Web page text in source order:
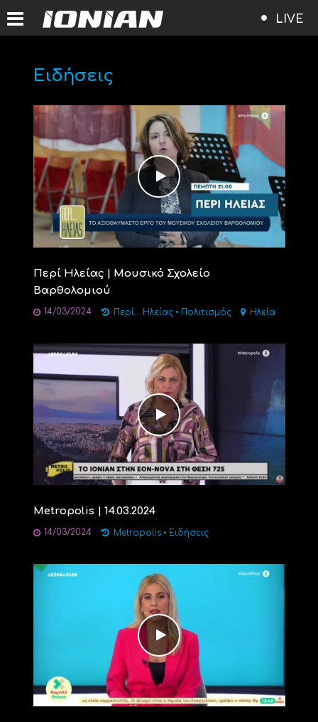
LIVE
Ειδήσεις
Περί Ηλείας | Μουσικό Σχολείο
Βαρθολομιού
14/03/2024 Περί... Ηλείας • Πολιτισμός Ηλεία
Metropolis | 14.03.2024
14/03/2024 Metropolis • Ειδήσεις